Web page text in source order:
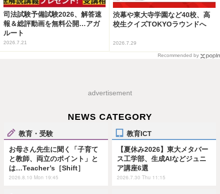
司法試験予備試験2026、解答速
報＆総評動画を無料公開…アガ
ルート
2026.7.21
渋幕や東大寺学園など40校、高
校生クイズTOKYOラウンドへ
2026.7.29
Recommended by
advertisement
NEWS CATEGORY
教育・受験
お母さん先生に聞く「子育て
と教師、両立のポイント」と
は…Teacher’s［Shift］
2026.8.10 Mon 19:45
教育ICT
【夏休み2026】東大メタバー
ス工学部、生成AIなどジュニ
ア講座6選
2026.7.30 Thu 11:15